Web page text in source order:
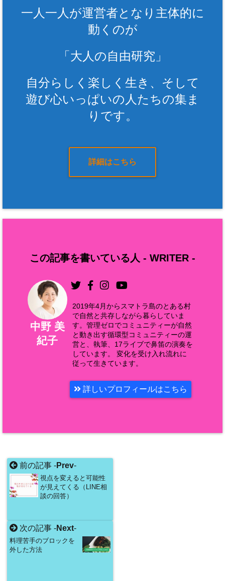
一人一人が運営者となり主体的に
動くのが
「大人の自由研究」
自分らしく楽しく生き、そして
遊び心いっぱいの人たちの集ま
りです。
詳細はこちら
この記事を書いている人 - WRITER -
中野 美
紀子
2019年4月からスマトラ島のとある村
で自然と共存しながら暮らしていま
す。管理ゼロでコミュニティーが自然
と動き出す循環型コミュニティーの運
営と、執筆、17ライブで鼻笛の演奏を
しています。 変化を受け入れ流れに
従って生きています。
詳しいプロフィールはこちら
前の記事 -Prev-
視点を変えると可能性
が見えてくる（LINE相
談の回答）
次の記事 -Next-
料理苦手のブロックを
外した方法